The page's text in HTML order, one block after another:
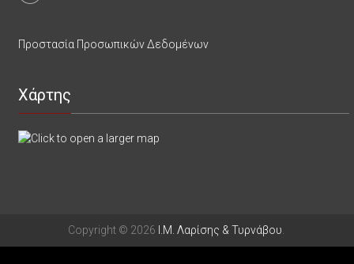
Προστασία Προσωπικών Δεδομένων
Χάρτης
Copyright © 2026 Ι.Μ. Λαρίσης & Τυρνάβου